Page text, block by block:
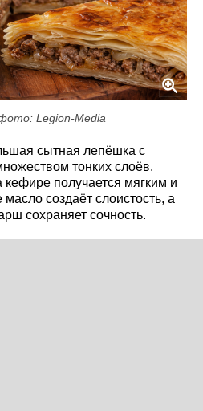
Legion-Media
сытная лепёшка с
тонких слоёв.
получается мягким и
создаёт слоистость, а
сохраняет сочность.